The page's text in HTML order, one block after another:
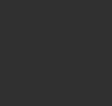
の確認手順も紹介